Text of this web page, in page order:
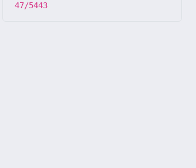
47/5443